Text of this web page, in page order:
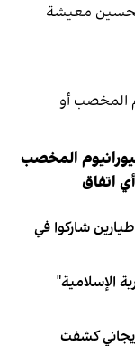
تحسين معيشة
المخصب
اتفاق
مساعد القوة الجوية الإيرانية: مصير 3 طيارين شاركوا في
الإسلامية"
كشفت